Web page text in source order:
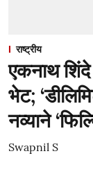
राष्ट्रीय
एकनाथ शिंदे
भेट;
नव्याने
Swapnil S